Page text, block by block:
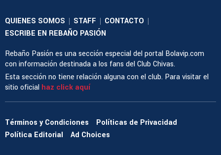
QUIENES SOMOS | STAFF | CONTACTO |
ESCRIBE EN REBAÑO PASIÓN
Rebaño Pasión es una sección especial del portal Bolavip.com
con información destinada a los fans del Club Chivas.
Esta sección no tiene relación alguna con el club. Para visitar el
sitio oficial haz click aquí
Términos y Condiciones
Políticas de Privacidad
Política Editorial
Ad Choices